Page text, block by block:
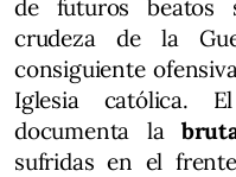
de futuros beatos
crudeza de la
consiguiente
Iglesia católica.
documenta la
sufridas en el